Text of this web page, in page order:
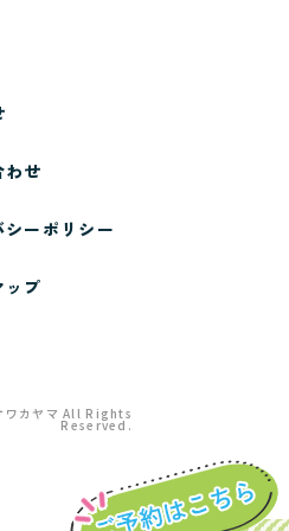
わせ
シーポリシー
ップ
ワカヤマAll Rights
Reserved.